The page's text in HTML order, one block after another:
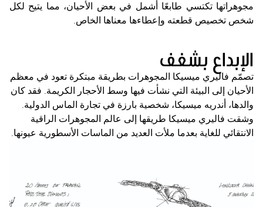
مجوهراتها تكتسي طابعًا أشمل في بعض الأحيان، مما يتيح لكل
شخص تخصيص قطعته وإعطاءها معناها الخاص.
الإبداع بشغف
تصمّم فاليري ميسيكا المجوهرات بطريقة مبتكرة تعود في معظم
الأحيان إلى البيئة التي نشأت فيها وسط الأحجار الكريمة. فقد كان
والدها، أندريه ميسيكا، شخصية بارزة في تجارة الماس الدولية.
وشقت فاليري ميسيكا طريقها إلى عالم المجوهرات الراقية
الانتقائي للغاية بعدما ملأت العديد من الماسات الأسطورية عيونها.